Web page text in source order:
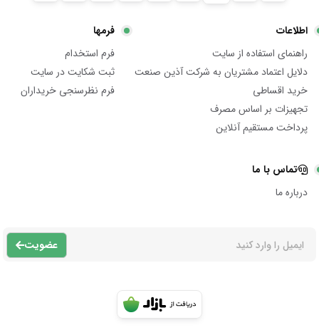
اطلاعات
راهنمای استفاده از سایت
دلایل اعتماد مشتریان به شرکت آذین صنعت
خرید اقساطی
تجهیزات بر اساس مصرف
پرداخت مستقیم آنلاین
فرمها
فرم استخدام
ثبت شکایت در سایت
فرم نظرسنجی خریداران
تماس با ما
درباره ما
عضویت